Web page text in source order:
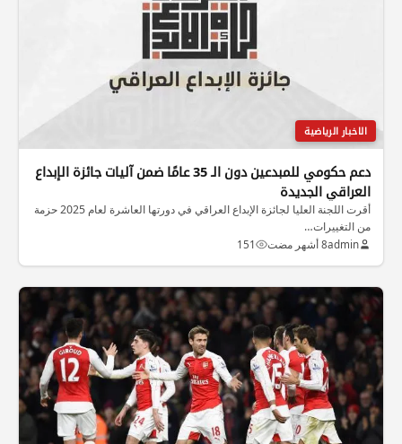
الاخبار الرياضية
دعم حكومي للمبدعين دون الـ 35 عامًا ضمن آليات جائزة الإبداع
العراقي الجديدة
أقرت اللجنة العليا لجائزة الإبداع العراقي في دورتها العاشرة لعام 2025 حزمة
من التغييرات…
admin8 أشهر مضت 151